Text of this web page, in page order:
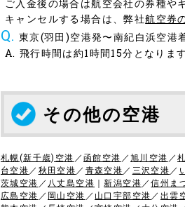
ご入金後の場合は航空会社の券種や
キャンセルする場合は、弊社航空券
東京(羽田)空港発〜南紀白浜空港
飛行時間は約1時間15分となりま
その他の空港
札幌(新千歳)空港 ／函館空港 ／旭川空港 ／
台空港 ／ 秋田空港 ／ 青森空港 ／ 三沢空港 ／
茨城空港 ／ 八丈島空港 ｜新潟空港 ／信州ま
広島空港 ／ 岡山空港 ／ 山口宇部空港 ／ 出雲